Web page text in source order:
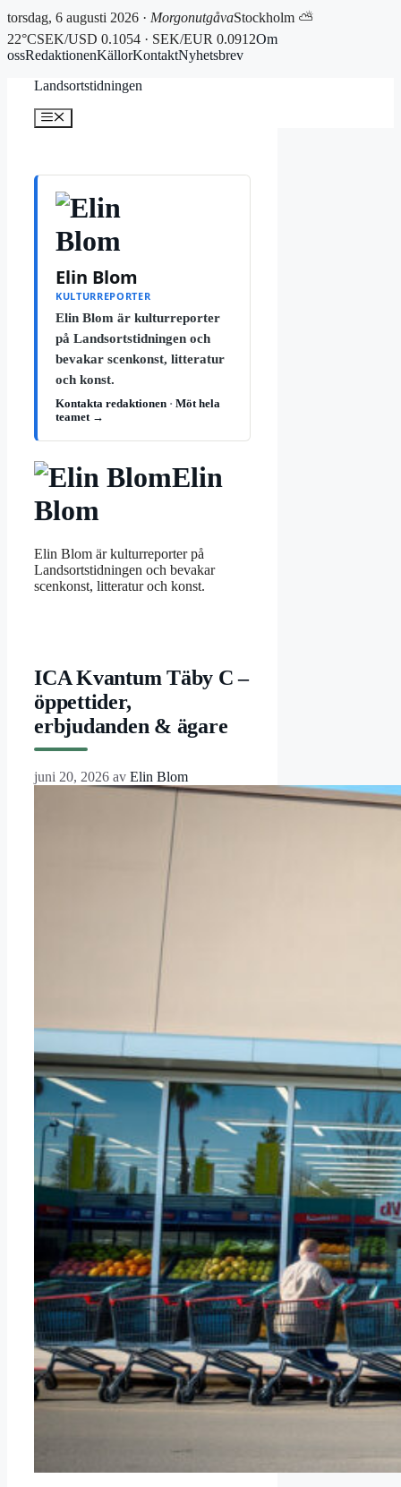
torsdag, 6 augusti 2026 · MorgonutgåvaStockholm ⛅
22°CSEK/USD 0.1054 · SEK/EUR 0.0912Om
ossRedaktionenKällorKontaktNyhetsbrev
Landsortstidningen
Meny
Elin Blom
KULTURREPORTER
Elin Blom är kulturreporter
på Landsortstidningen och
bevakar scenkonst, litteratur
och konst.
Kontakta redaktionen · Möt hela
teamet →
Elin
Blom
Elin Blom är kulturreporter på
Landsortstidningen och bevakar
scenkonst, litteratur och konst.
ICA Kvantum Täby C –
öppettider,
erbjudanden & ägare
juni 20, 2026 av Elin Blom